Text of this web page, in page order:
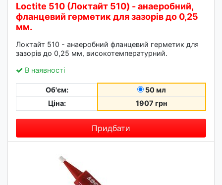
Loctite 510 (Локтайт 510) - анаеробний,
фланцевий герметик для зазорів до 0,25
мм.
Локтайт 510 - анаеробний фланцевий герметик для
зазорів до 0,25 мм, високотемпературний.
В наявності
Об'єм:
50 мл
Ціна:
1907 грн
Придбати